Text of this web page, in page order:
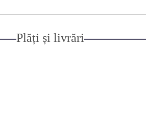
Plăți și livrări